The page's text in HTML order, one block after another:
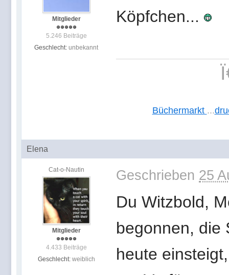
Mitglieder
5.246 Beiträge
Geschlecht: unbekannt
Köpfchen...
Büchermarkt ...
Elena
Cat-o-Nautin
Mitglieder
4.433 Beiträge
Geschlecht: weiblich
Geschrieben 25
Du Witzbold,
begonnen, die
heute